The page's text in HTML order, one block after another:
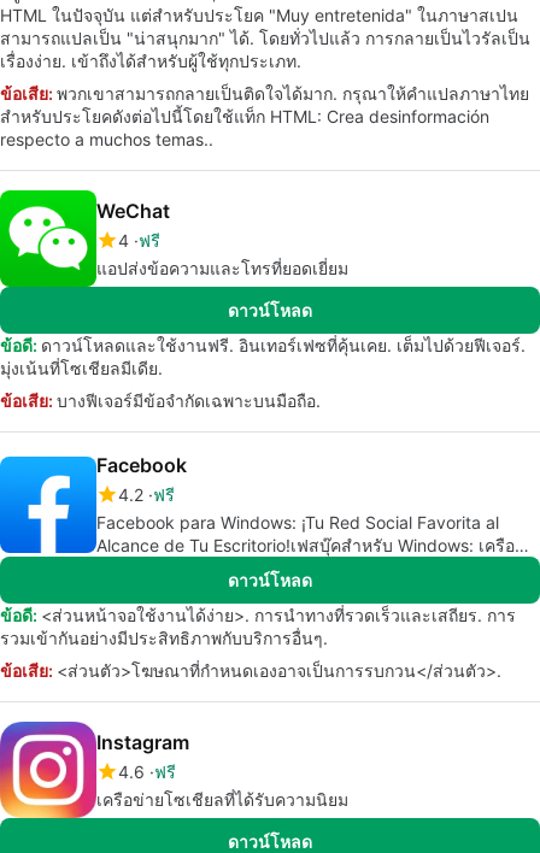
HTML ในปัจจุบัน แต่สำหรับประโยค "Muy entretenida" ในภาษาสเปน
สามารถแปลเป็น "น่าสนุกมาก" ได้. โดยทั่วไปแล้ว การกลายเป็นไวรัลเป็น
เรื่องง่าย. เข้าถึงได้สำหรับผู้ใช้ทุกประเภท.
ข้อเสีย: พวกเขาสามารถกลายเป็นติดใจได้มาก. กรุณาให้คำแปลภาษาไทย
สำหรับประโยคดังต่อไปนี้โดยใช้แท็ก HTML: Crea desinformación
respecto a muchos temas..
WeChat
4 ฟรี
แอปส่งข้อความและโทรที่ยอดเยี่ยม
ดาวน์โหลด
ข้อดี: ดาวน์โหลดและใช้งานฟรี. อินเทอร์เฟซที่คุ้นเคย. เต็มไปด้วยฟีเจอร์.
มุ่งเน้นที่โซเชียลมีเดีย.
ข้อเสีย: บางฟีเจอร์มีข้อจำกัดเฉพาะบนมือถือ.
Facebook
4.2 ฟรี
Facebook para Windows: ¡Tu Red Social Favorita al
Alcance de Tu Escritorio!เฟสบุ๊คสำหรับ Windows: เครือ
ข่ายสังคมที่คุณชื่นชอบ อยู่ใกล้เคียงคุณบนหน้าจอเดสก์ท็อป!
ดาวน์โหลด
ข้อดี: <ส่วนหน้าจอใช้งานได้ง่าย>. การนำทางที่รวดเร็วและเสถียร. การ
รวมเข้ากันอย่างมีประสิทธิภาพกับบริการอื่นๆ.
ข้อเสีย: <ส่วนตัว>โฆษณาที่กำหนดเองอาจเป็นการรบกวน</ส่วนตัว>.
Instagram
4.6 ฟรี
เครือข่ายโซเชียลที่ได้รับความนิยม
ดาวน์โหลด